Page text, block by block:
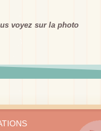
voyez sur la photo